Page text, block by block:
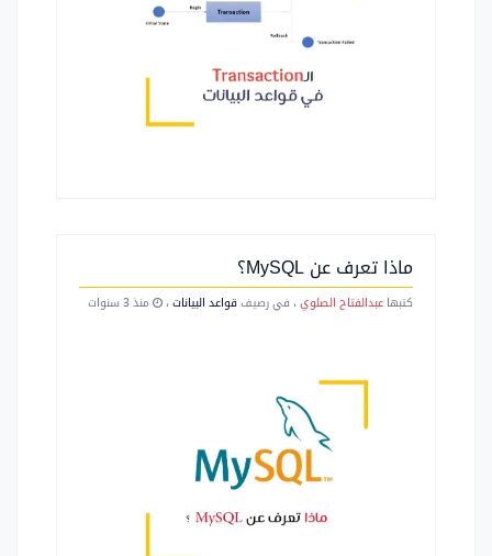
ماذا تعرف عن MySQL؟
كتبها عبدالفتاح الصلوي ، في رصيفقواعد البيانات ، منذ 3 سنوات